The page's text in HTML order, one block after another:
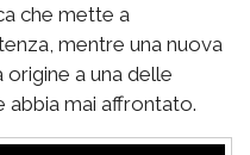
che mette a
mentre una nuova
origine a una delle
abbia mai affrontato.